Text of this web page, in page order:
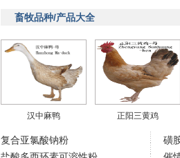
畜牧品种/产品大全
汉中麻鸭 正阳三黄鸡
复合亚氯酸钠粉
磺